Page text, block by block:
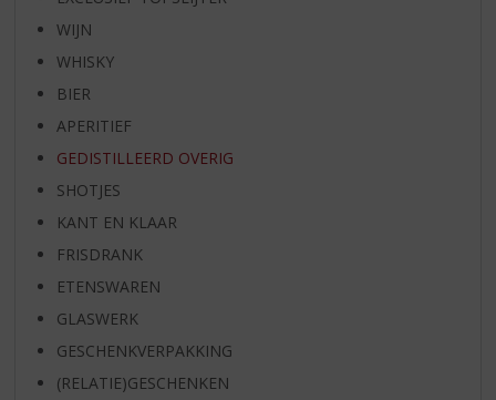
WIJN
WHISKY
BIER
APERITIEF
GEDISTILLEERD OVERIG
SHOTJES
KANT EN KLAAR
FRISDRANK
ETENSWAREN
GLASWERK
GESCHENKVERPAKKING
(RELATIE)GESCHENKEN